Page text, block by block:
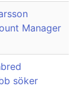
Manager
söker